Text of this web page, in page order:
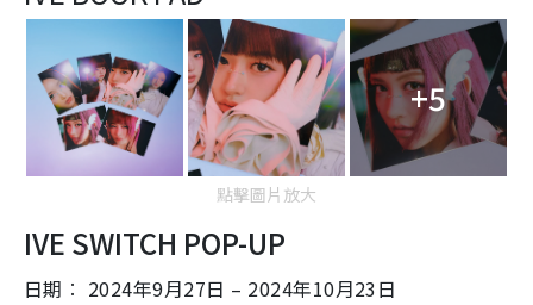
+5
點擊圖片放大
IVE SWITCH POP-UP
日期︰ 2024年9月27日 – 2024年10月23日